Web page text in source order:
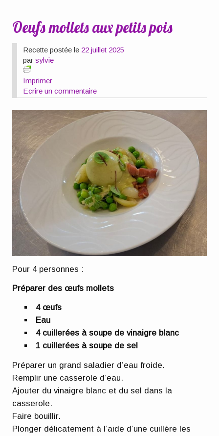
Oeufs mollets aux petits pois
Recette postée le 22 juillet 2025
parsylvie
Imprimer
Ecrire un commentaire
Pour 4 personnes :
Préparer des œufs mollets
4 œufs
Eau
4 cuillerées à soupe de vinaigre blanc
1 cuillerées à soupe de sel
Préparer un grand saladier d’eau froide.
Remplir une casserole d’eau.
Ajouter du vinaigre blanc et du sel dans la
casserole.
Faire bouillir.
Plonger délicatement à l’aide d’une cuillère les